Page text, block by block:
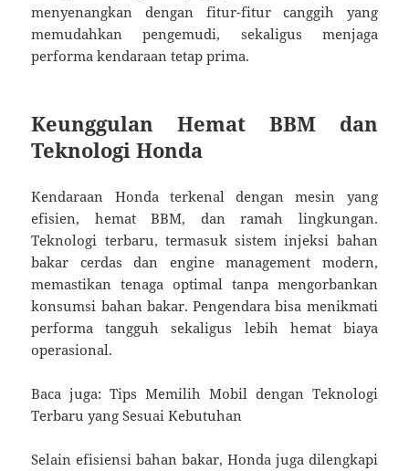
menyenangkan dengan fitur-fitur canggih yang
memudahkan pengemudi, sekaligus menjaga
performa kendaraan tetap prima.
Keunggulan Hemat BBM dan
Teknologi Honda
Kendaraan Honda terkenal dengan mesin yang
efisien, hemat BBM, dan ramah lingkungan.
Teknologi terbaru, termasuk sistem injeksi bahan
bakar cerdas dan engine management modern,
memastikan tenaga optimal tanpa mengorbankan
konsumsi bahan bakar. Pengendara bisa menikmati
performa tangguh sekaligus lebih hemat biaya
operasional.
Baca juga: Tips Memilih Mobil dengan Teknologi
Terbaru yang Sesuai Kebutuhan
Selain efisiensi bahan bakar, Honda juga dilengkapi